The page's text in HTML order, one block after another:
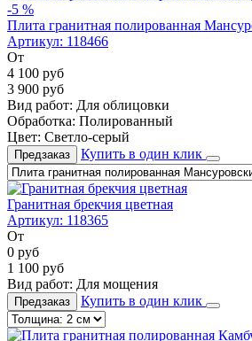
-5 %
Плита гранитная полированная
Артикул: 118466
От
4 100 руб
3 900 руб
Вид работ: Для облицовки
Обработка: Полированный
Цвет: Светло-серый
Предзаказ Купить в один клик
Гранитная брекчия цветная
Артикул: 118365
От
0 руб
1 100 руб
Вид работ: Для мощения
Предзаказ Купить в один клик